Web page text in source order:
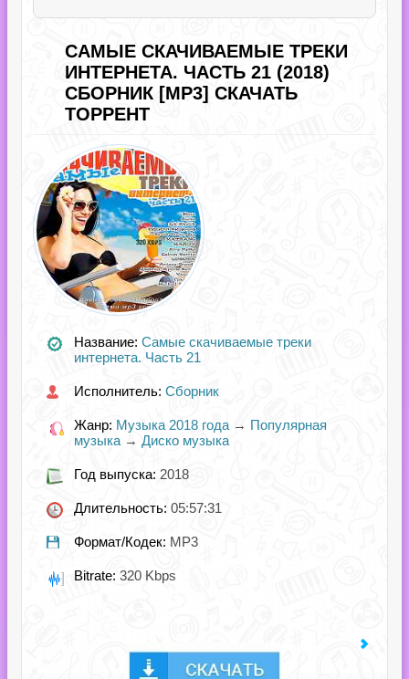
САМЫЕ СКАЧИВАЕМЫЕ ТРЕКИ
ИНТЕРНЕТА. ЧАСТЬ 21 (2018)
СБОРНИК [MP3] СКАЧАТЬ
ТОРРЕНТ
Название: Самые скачиваемые треки
интернета. Часть 21
Исполнитель: Сборник
Жанр: Музыка 2018 года → Популярная
музыка → Диско музыка
Год выпуска: 2018
Длительность: 05:57:31
Формат/Кодек: MP3
Bitrate: 320 Kbps